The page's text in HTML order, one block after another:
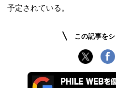
予定されている。
この記事を